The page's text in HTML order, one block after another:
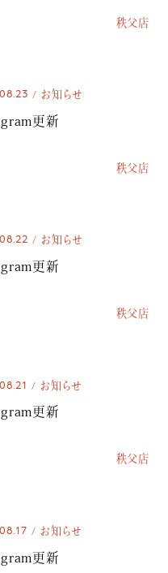
秩父店
お知らせ
更新
秩父店
お知らせ
更新
秩父店
お知らせ
更新
秩父店
お知らせ
更新